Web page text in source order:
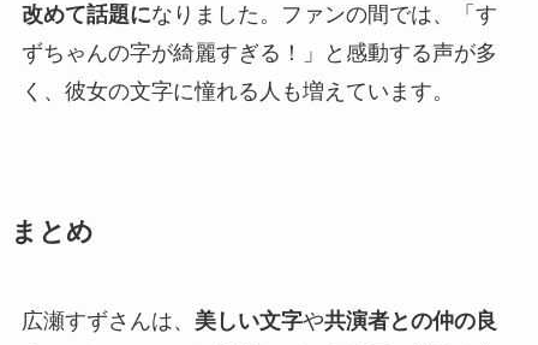
改めて話題になりました。ファンの間では、「す
ずちゃんの字が綺麗すぎる！」と感動する声が多
く、彼女の文字に憧れる人も増えています。
まとめ
広瀬すずさんは、 美しい文字や共演者との仲の良